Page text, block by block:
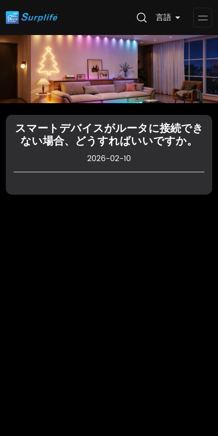
言語
スマートデバイスがルータに接続でき
ない場合、どうすればいいですか。
2026-02-10